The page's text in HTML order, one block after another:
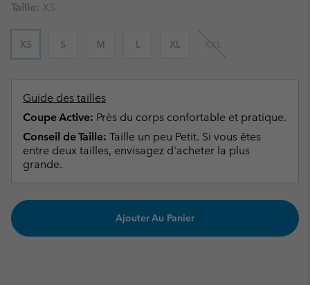
Taille: XS
XS S M L XL XXL
Guide des tailles
Coupe Active: Près du corps confortable et pratique.
Conseil de Taille: Taille un peu Petit. Si vous êtes
entre deux tailles, envisagez d'acheter la plus
grande.
Ajouter Au Panier